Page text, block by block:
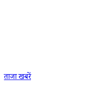
ताजा खबरें